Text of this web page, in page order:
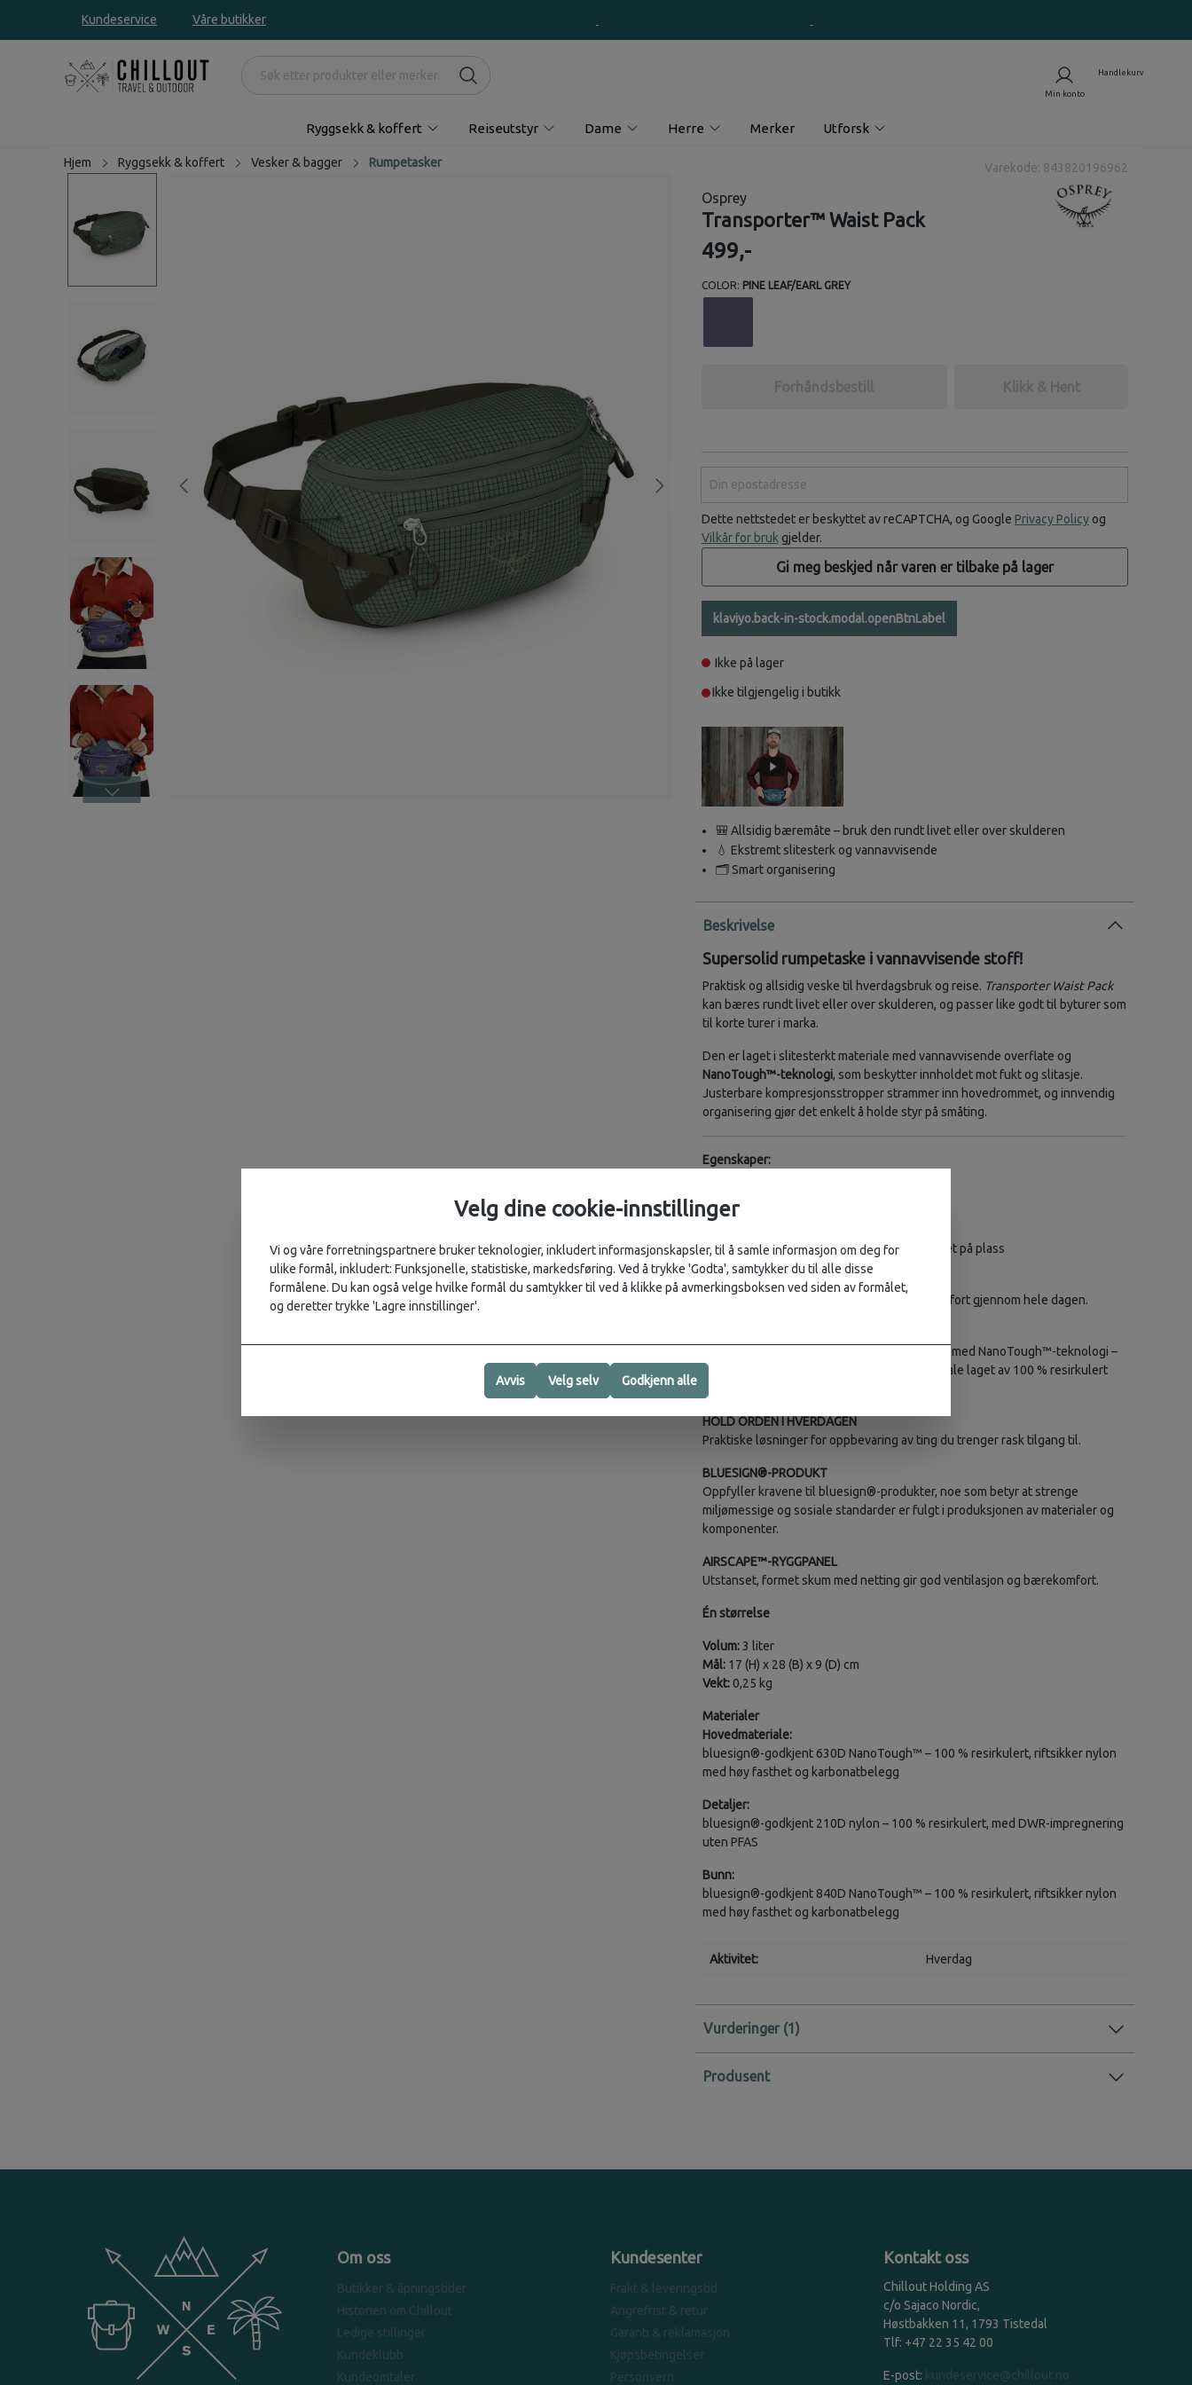
Kundeservice Våre butikker
Ryggsekk & koffert Reiseutstyr Dame Herre Merker Utforsk
Hjem Ryggsekk & koffert Vesker & bagger Rumpetasker Varekode: 843820196962
Osprey
Transporter™ Waist Pack
499,-
COLOR: PINE LEAF/EARL GREY
Forhåndsbestill Klikk & Hent
Dette nettstedet er beskyttet av reCAPTCHA, og Google Privacy Policyog
Vilkår for bruk gjelder.
Gi meg beskjed når varen er tilbake på lager
klaviyo.back-in-stock.modal.openBtnLabel
Ikke på lager
Ikke tilgjengelig i butikk
🎒 Allsidig bæremåte – bruk den rundt livet eller over skulderen
💧 Ekstremt slitesterk og vannavvisende
🗂️ Smart organisering
Beskrivelse
Supersolid rumpetaske i vannavvisende stoff!
Praktisk og allsidig veske til hverdagsbruk og reise. Transporter Waist Pack
kan bæres rundt livet eller over skulderen, og passer like godt til byturer som
til korte turer i marka.
Den er laget i slitesterkt materiale med vannavvisende overflate og
NanoTough™-teknologi, som beskytter innholdet mot fukt og slitasje.
Justerbare kompresjonsstropper strammer inn hovedrommet, og innvendig
organisering gjør det enkelt å holde styr på småting.
Egenskaper:
Innvendige lommer og nøkkelkrok
Kompresjonsstropper som holder innholdet på plass
AIRSCAPE™-RYGGPANEL
Skumriller med netting gir ventilasjon og komfort gjennom hele dagen.
Laget med bluesign®-godkjente ytterstoffer med NanoTough™-teknologi –
et svært slitesterkt og vannavvisende materiale laget av 100 % resirkulert
HOLD ORDEN I HVERDAGEN
Praktiske løsninger for oppbevaring av ting du trenger rask tilgang til.
BLUESIGN®-PRODUKT
Oppfyller kravene til bluesign®-produkter, noe som betyr at strenge
miljømessige og sosiale standarder er fulgt i produksjonen av materialer og
komponenter.
AIRSCAPE™-RYGGPANEL
Utstanset, formet skum med netting gir god ventilasjon og bærekomfort.
Én størrelse
Volum:3 liter
Mål:17 (H) x 28 (B) x 9 (D) cm
Vekt:0,25 kg
Materialer
Hovedmateriale:
bluesign®-godkjent 630D NanoTough™ – 100 % resirkulert, riftsikker nylon
med høy fasthet og karbonatbelegg
Detaljer:
bluesign®-godkjent 210D nylon – 100 % resirkulert, med DWR-impregnering
uten PFAS
Bunn:
bluesign®-godkjent 840D NanoTough™ – 100 % resirkulert, riftsikker nylon
med høy fasthet og karbonatbelegg
Aktivitet: Hverdag
Vurderinger
Produsent
Om oss
Butikker & åpningstider
Historien om Chillout
Ledige stillinger
Kundeklubb
Kundeomtaler
Kundesenter
Frakt & leveringstid
Angrefrist & retur
Garanti & reklamasjon
Kjøpsbetingelser
Personvern
Kontakt oss
Chillout Holding AS
c/o Sajaco Nordic,
Høstbakken 11, 1793 Tistedal
Tlf: +47 22 35 42 00
E-post: kundeservice@chillout.no
Velg dine cookie-innstillinger
Vi og våre forretningspartnere bruker teknologier, inkludert informasjonskapsler, til å samle informasjon om deg for
ulike formål, inkludert: Funksjonelle, statistiske, markedsføring. Ved å trykke 'Godta', samtykker du til alle disse
formålene. Du kan også velge hvilke formål du samtykker til ved å klikke på avmerkingsboksen ved siden av formålet,
og deretter trykke 'Lagre innstillinger'.
Avvis Velg selv Godkjenn alle